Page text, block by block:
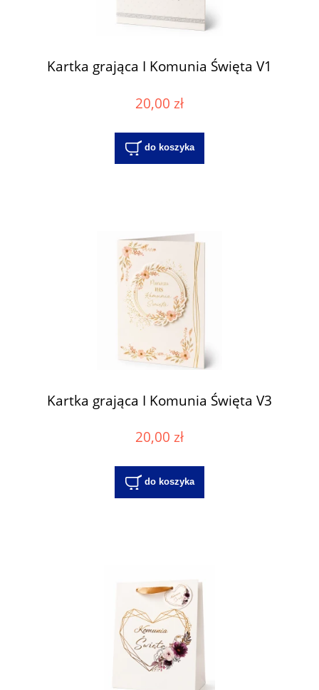
Kartka grająca I Komunia Święta V1
20,00 zł
do koszyka
Kartka grająca I Komunia Święta V3
20,00 zł
do koszyka